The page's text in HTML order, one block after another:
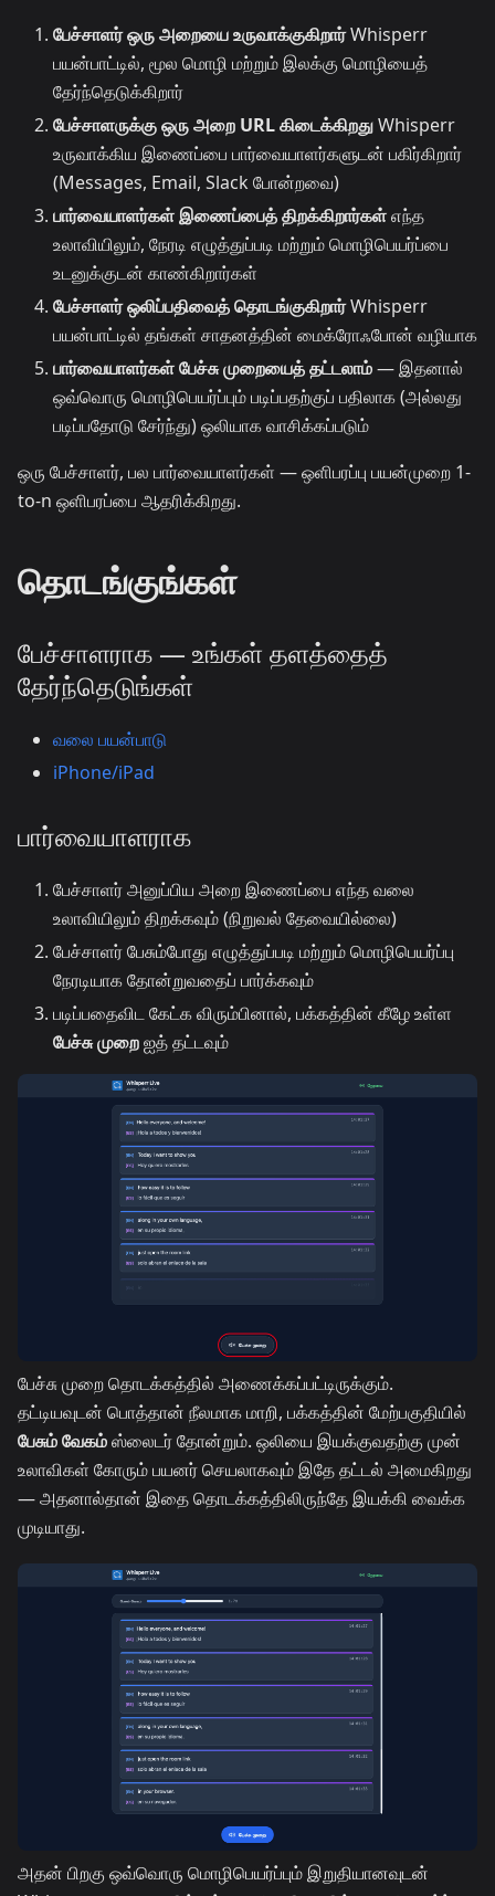
பேச்சாளர் ஒரு அறையை உருவாக்குகிறார்Whisperr
பயன்பாட்டில், மூல மொழி மற்றும் இலக்கு மொழியைத்
தேர்ந்தெடுக்கிறார்
பேச்சாளருக்கு ஒரு அறை URL கிடைக்கிறதுWhisperr
உருவாக்கிய இணைப்பை பார்வையாளர்களுடன் பகிர்கிறார்
(Messages, Email, Slack போன்றவை)
பார்வையாளர்கள் இணைப்பைத் திறக்கிறார்கள்எந்த
உலாவியிலும், நேரடி எழுத்துப்படி மற்றும் மொழிபெயர்ப்பை
உடனுக்குடன் காண்கிறார்கள்
பேச்சாளர் ஒலிப்பதிவைத் தொடங்குகிறார்Whisperr
பயன்பாட்டில் தங்கள் சாதனத்தின் மைக்ரோஃபோன் வழியாக
பார்வையாளர்கள் பேச்சு முறையைத் தட்டலாம்— இதனால்
ஒவ்வொரு மொழிபெயர்ப்பும் படிப்பதற்குப் பதிலாக (அல்லது
படிப்பதோடு சேர்ந்து) ஒலியாக வாசிக்கப்படும்
ஒரு பேச்சாளர், பல பார்வையாளர்கள் — ஒளிபரப்பு பயன்முறை 1-
to-n ஒளிபரப்பை ஆதரிக்கிறது.
தொடங்குங்கள்
பேச்சாளராக — உங்கள் தளத்தைத்
தேர்ந்தெடுங்கள்
வலை பயன்பாடு
iPhone/iPad
பார்வையாளராக
பேச்சாளர் அனுப்பிய அறை இணைப்பை எந்த வலை
உலாவியிலும் திறக்கவும் (நிறுவல் தேவையில்லை)
பேச்சாளர் பேசும்போது எழுத்துப்படி மற்றும் மொழிபெயர்ப்பு
நேரடியாக தோன்றுவதைப் பார்க்கவும்
படிப்பதைவிட கேட்க விரும்பினால், பக்கத்தின் கீழே உள்ள
பேச்சு முறைஐத் தட்டவும்
பேச்சு முறை தொடக்கத்தில் அணைக்கப்பட்டிருக்கும்.
தட்டியவுடன் பொத்தான் நீலமாக மாறி, பக்கத்தின் மேற்பகுதியில்
பேசும் வேகம்ஸ்லைடர் தோன்றும். ஒலியை இயக்குவதற்கு முன்
உலாவிகள் கோரும் பயனர் செயலாகவும் இதே தட்டல் அமைகிறது
— அதனால்தான் இதை தொடக்கத்திலிருந்தே இயக்கி வைக்க
முடியாது.
அதன் பிறகு ஒவ்வொரு மொழிபெயர்ப்பும் இறுதியானவுடன்